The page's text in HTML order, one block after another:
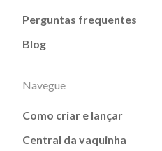
Perguntas frequentes
Blog
Navegue
Como criar e lançar
Central da vaquinha